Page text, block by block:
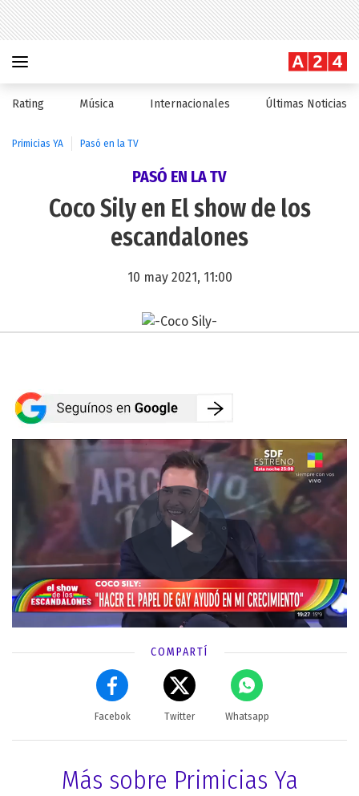
Rating Música Internacionales Últimas Noticias
Primicias YA Pasó en la TV
PASÓ EN LA TV
Coco Sily en El show de los
escandalones
10 may 2021, 11:00
COMPARTÍ
Facebok Twitter Whatsapp
Más sobre Primicias Ya